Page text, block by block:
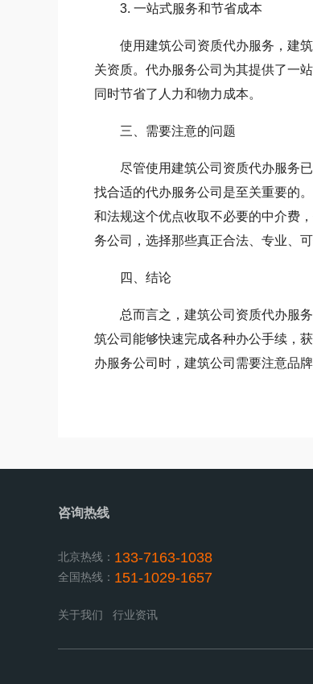
3. 一站式服务和节省成本
使用建筑公司资质代办服务，建筑
关资质。代办服务公司为其提供了一
同时节省了人力和物力成本。
三、需要注意的问题
尽管使用建筑公司资质代办服务已
找合适的代办服务公司是至关重要的
和法规这个优点收取不必要的中介费
务公司，选择那些真正合法、专业、可
四、结论
总而言之，建筑公司资质代办服务
筑公司能够快速完成各种办公手续，
办服务公司时，建筑公司需要注意品
咨询热线
北京热线： 133-7163-1038
全国热线： 151-1029-1657
关于我们 行业资讯